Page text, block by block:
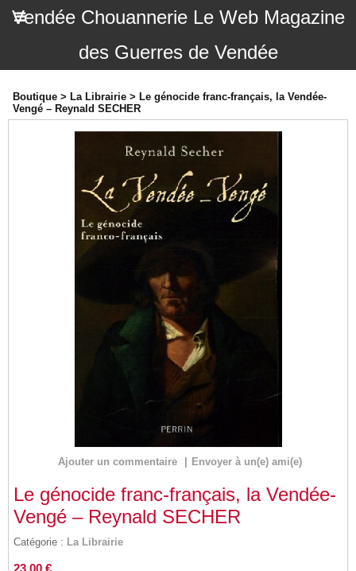
Vendée Chouannerie Le Web Magazine
des Guerres de Vendée
Boutique > La Librairie > Le génocide franc-français, la Vendée-
Vengé – Reynald SECHER
Ajouter un commentaire Envoyer à un(e) ami(e)
Le génocide franc-français, la Vendée-
Vengé – Reynald SECHER
Catégorie : La Librairie
23,00 €